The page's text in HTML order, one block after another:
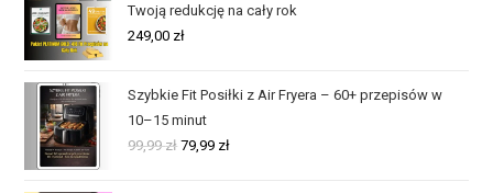
Twoją redukcję na cały rok
249,00 zł
Szybkie Fit Posiłki z Air Fryera – 60+ przepisów w
10–15 minut
99,99zł 79,99 zł